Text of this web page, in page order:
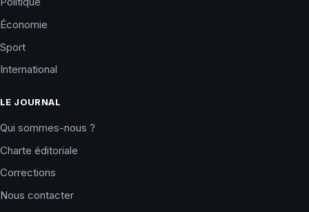
Économie
Sport
International
LE JOURNAL
Qui sommes-nous ?
Charte éditoriale
Corrections
Nous contacter